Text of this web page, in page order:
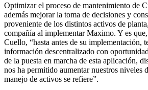
Optimizar el proceso de mantenimiento de
además mejorar la toma de decisiones y
proveniente de los distintos activos de
compañía al implementar Maximo. Y es
Cuello, “hasta antes de su implementación,
información descentralizado con
de la puesta en marcha de esta aplicación,
nos ha permitido aumentar nuestros niveles
manejo de activos se refiere”.